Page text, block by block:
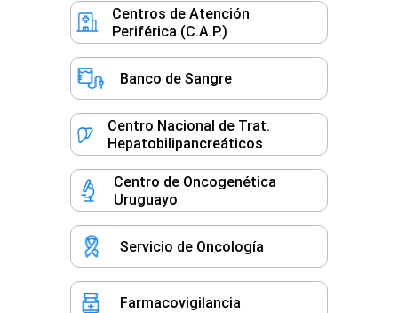
Centros de Atención
Periférica (C.A.P.)
Banco de Sangre
Centro Nacional de Trat.
Hepatobilipancreáticos
Centro de Oncogenética
Uruguayo
Servicio de Oncología
Farmacovigilancia